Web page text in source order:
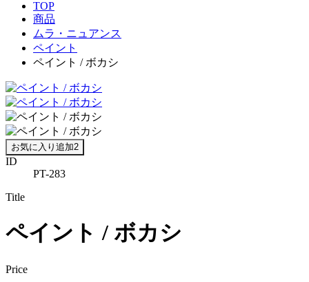
TOP
商品
ムラ・ニュアンス
ペイント
ペイント / ボカシ
お気に入り追加2
ID
PT-283
Title
ペイント / ボカシ
Price